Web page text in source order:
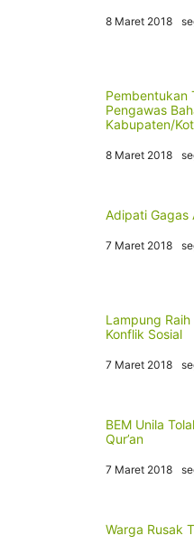
8 Maret 2018
Pembentukan
Pengawas
Kabupaten/
8 Maret 2018
Adipati Gagas
7 Maret 2018
Lampung
Konflik Sosial
7 Maret 2018
BEM Unila
Qur’an
7 Maret 2018
Warga Rusak